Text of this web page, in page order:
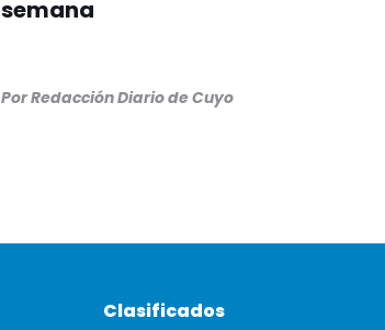
semana
PorRedacción Diario de Cuyo
Clasificados